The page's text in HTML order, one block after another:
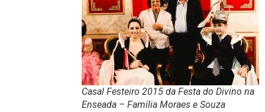
Casal Festeiro 2015 da Festa do Divino na
Enseada – Família Moraes e Souza